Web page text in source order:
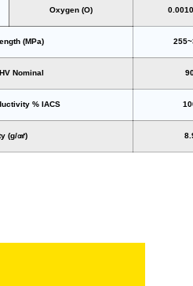
Oxygen (O)
(MPa)
Nominal
% IACS
(g/㎤)